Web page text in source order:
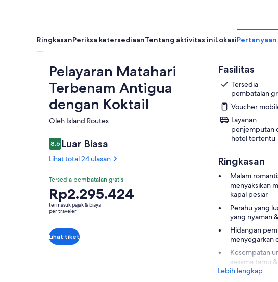
RingkasanPeriksa ketersediaanTentang aktivitas iniLokasiPertanyaan
Pelayaran Matahari
Terbenam Antigua
dengan Koktail
Oleh Island Routes
8.68.6 dari 10
Luar Biasa
Lihat total 24 ulasan
Tersedia pembatalan gratis
Harga
Rp2.295.424
per
Rp2.295.424
termasuk pajak & biaya
per traveler
Lihat tiket
Fasilitas
Tersedia
pembatalan
Voucher
Layanan
penjemputan
hotel tertentu
Ringkasan
Malam
menyaksikan
kapal pesiar
Perahu yang
yang nyaman
Hidangan
menyegarkan
Kesempatan
sesama tamu
Lebih lengkap